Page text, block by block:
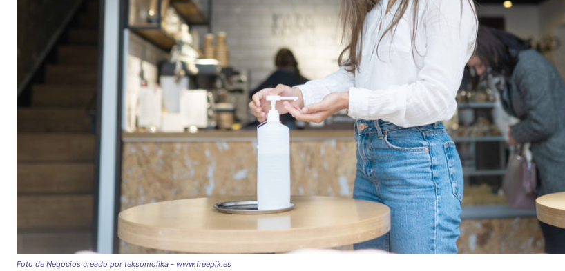
Foto de Negocios creado por teksomolika - www.freepik.es